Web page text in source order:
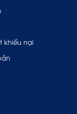
khiếu nại